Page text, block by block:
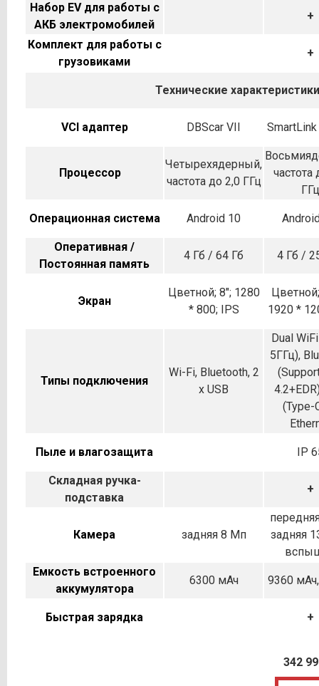
Набор EV для работы с
АКБ электромобилей
+
Комплект для работы с
грузовиками
+
Технические характеристики
VCI адаптер DBScar VII SmartLink
Процессор
Четырехядерный,
частота до 2,0 ГГц
частота
ГГц
Операционная система Android 10
Оперативная /
Постоянная память
4 Гб / 64 Гб 4 Гб /
Экран
Цветной; 8"; 1280
* 800; IPS
1920 *
Типы подключения
Wi-Fi, Bluetooth, 2
x USB
Dual
5ГГц),
(Type-
Пыле и влагозащита IP
Складная ручка-
подставка
+
Камера задняя 8 Мп
задняя
Емкость встроенного
аккумулятора
6300 мАч 9360
Быстрая зарядка +
342